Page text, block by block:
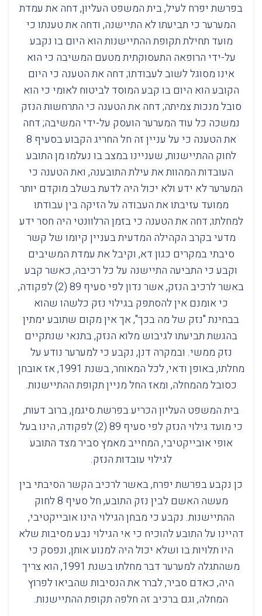
בפרשת יפרח לעיל, בית המשפט העליון, דחה את עמדת
המערער כי תביעתו לא התיישנה, ודחה את טענתו כי
מועד תחילת תקופת ההתיישנות הוא היום בו נקבע
על-ידי הרופאה התעסוקתית מטעם המשיבה כי הוא
אינו מסוגל לשוב לעבודתו; דחה את הטענה כי היום
הקובע הוא היום בו קבע המוסד לביטוח לאומי כי הוא
סובל מנכות צמיתה; דחה את הטענה כי התרחשות הנזק
נמשכה כל עוד המערער הועסק על-ידי המשיבה; דחה
את הטענה כי על עניין זה חל החריג הקבוע בסעיף 8
לחוק ההתיישנות, שעניינו במצב בו נעלמו מן התובע
העובדות המהוות את עילת התובענה, ואת הטענה כי
המערער לא ידע ולא יכול היה לדעת בשלב מוקדם יותר
ממועד עזיבתו את העבודה על הזיקה בין עבודתו
למחלתו; דחה את הטענה כי בזמן הרלוונטי היה חסר ידע
מדעי בקרב הקהילה המדעית בעניין קיומו של קשר
סיבתי במקרים כגון דא, וקיבל את עמדת המשיבים
וקבע כי התביעה התיישנה על כל רכיבה, כאשר קבע
באשר לרכיב הנזק, אשר נדון לפי סעיף 89 (2) לפקודה,
כי אומנם אין להסתפק בגילוי נזק כלשהו שהוא
בבחינת "נזק של מה בכך", אך אין מקום שתובע ימתין
בהגשת תביעתו לגיבוש מלוא הנזק, בתנאי שנתקיים
נזק ממשי. ובמקרה דנן, נקבע כי למערער נודע על
מחלתו, באופן ודאי, לכל המאוחר, בשנת 1991, אז אובחן
כסובל מהמחלה, ומאז החל מניין תקופת ההתיישנות.
בית המשפט העליון הכריע בפרשת סיגמן, ברוב דעות,
כי מועד גילוי הנזק לפי סעיף 89 (2) לפקודה, הינו בעל
אופי אובייקטיבי, המחייב מאמץ סביר מצד התובע
לגילוי עובדות הנזק.
כן נקבע בפרשת יפרח, באשר לרכיב הקשר הסיבתי בין
מעשה האשם לבין נזק התובע, חל סעיף 8 לחוק
ההתיישנות. נקבע כי מבחן הגילוי הינו אובייקטיבי,
דהיינו על התובע להוכיח כי אי הגילוי נבע מסיבות שלא
היו תלויות בו ושלא יכול היה למנוע אותן, ונפסק כי
משהתגלה למערער דבר מחלתו בשנת 1991, הוא צריך
היה, כאדם סביר, לברר את הנסיבות שהביאו לפרוץ
המחלה, וגם ברכיב זה חלפה תקופת ההתיישנות.